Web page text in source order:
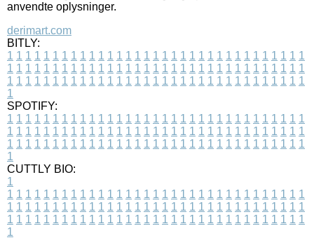
anvendte oplysninger.
derimart.com
BITLY:
1 1 1 1 1 1 1 1 1 1 1 1 1 1 1 1 1 1 1 1 1 1 1 1 1 1 1 1 1 1 1 1 1
1 1 1 1 1 1 1 1 1 1 1 1 1 1 1 1 1 1 1 1 1 1 1 1 1 1 1 1 1 1 1 1 1
1 1 1 1 1 1 1 1 1 1 1 1 1 1 1 1 1 1 1 1 1 1 1 1 1 1 1 1 1 1 1 1 1
1
SPOTIFY:
1 1 1 1 1 1 1 1 1 1 1 1 1 1 1 1 1 1 1 1 1 1 1 1 1 1 1 1 1 1 1 1 1
1 1 1 1 1 1 1 1 1 1 1 1 1 1 1 1 1 1 1 1 1 1 1 1 1 1 1 1 1 1 1 1 1
1 1 1 1 1 1 1 1 1 1 1 1 1 1 1 1 1 1 1 1 1 1 1 1 1 1 1 1 1 1 1 1 1
1
CUTTLY BIO:
1
1 1 1 1 1 1 1 1 1 1 1 1 1 1 1 1 1 1 1 1 1 1 1 1 1 1 1 1 1 1 1 1 1
1 1 1 1 1 1 1 1 1 1 1 1 1 1 1 1 1 1 1 1 1 1 1 1 1 1 1 1 1 1 1 1 1
1 1 1 1 1 1 1 1 1 1 1 1 1 1 1 1 1 1 1 1 1 1 1 1 1 1 1 1 1 1 1 1 1
1